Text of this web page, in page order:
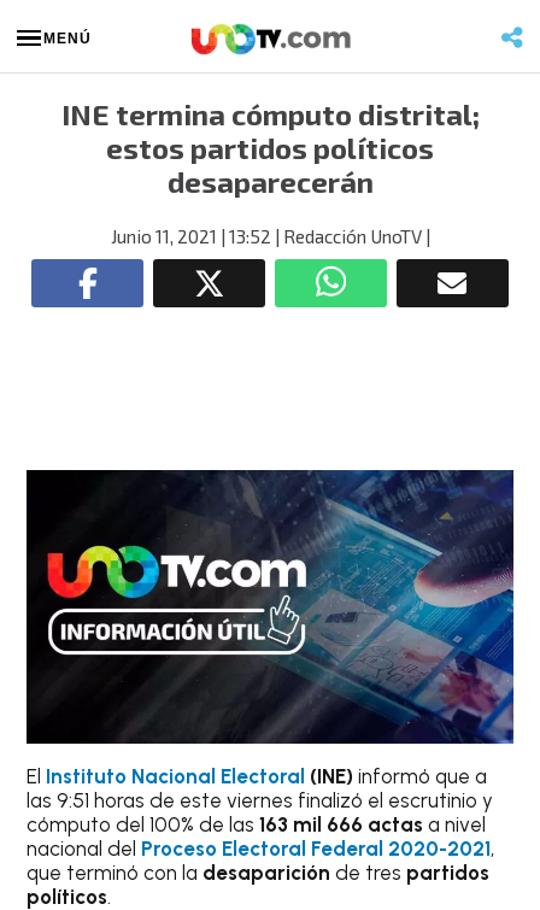
MENÚ
INE termina cómputo distrital;
estos partidos políticos
desaparecerán
Junio 11, 2021 | 13:52 | Redacción UnoTV|
El Instituto Nacional Electoral (INE)informó que a
las 9:51 horas de este viernes finalizó el escrutinio y
cómputo del 100% de las163 mil 666 actasa nivel
nacional del Proceso Electoral Federal 2020-2021,
que terminó con la desaparición de tres partidos
políticos.